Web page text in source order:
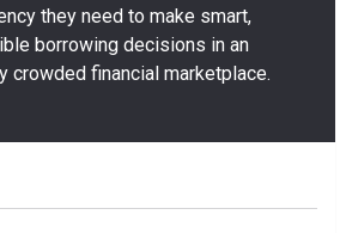
they need to make smart,
borrowing decisions in an
crowded financial marketplace.